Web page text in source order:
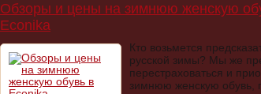
Обзоры и цены на зимнюю женскую
Econika
Кто возьмется
русской зимы? Мы же
перестраховаться и
зимнюю женскую